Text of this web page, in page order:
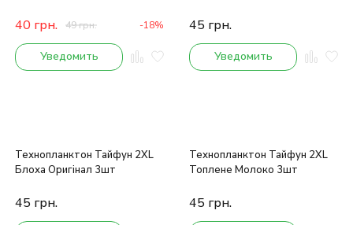
40 грн. 49грн. -18%
Уведомить
45 грн.
Уведомить
Технопланктон Тайфун 2XL
Блоха Оригінал 3шт
45 грн.
Технопланктон Тайфун 2XL
Топлене Молоко 3шт
45 грн.